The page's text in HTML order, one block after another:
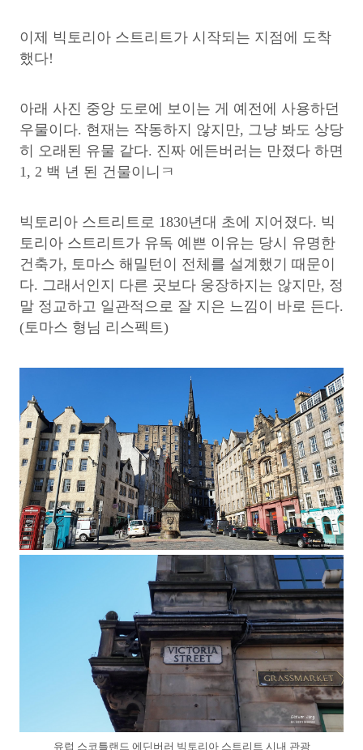
이제 빅토리아 스트리트가 시작되는 지점에 도착
했다!
아래 사진 중앙 도로에 보이는 게 예전에 사용하던
우물이다. 현재는 작동하지 않지만, 그냥 봐도 상당
히 오래된 유물 같다. 진짜 에든버러는 만졌다 하면
1, 2 백 년 된 건물이니ㅋ
빅토리아 스트리트로 1830년대 초에 지어졌다. 빅
토리아 스트리트가 유독 예쁜 이유는 당시 유명한
건축가, 토마스 해밀턴이 전체를 설계했기 때문이
다. 그래서인지 다른 곳보다 웅장하지는 않지만, 정
말 정교하고 일관적으로 잘 지은 느낌이 바로 든다.
(토마스 형님 리스펙트)
유럽 스코틀랜드 에딘버러 빅토리아 스트리트 시내 관광